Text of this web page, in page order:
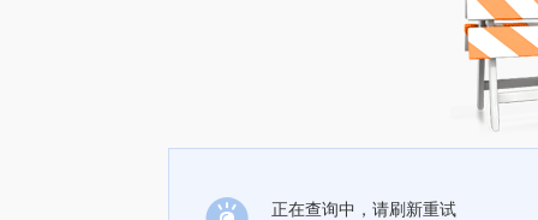
正在查询中，请刷新重试